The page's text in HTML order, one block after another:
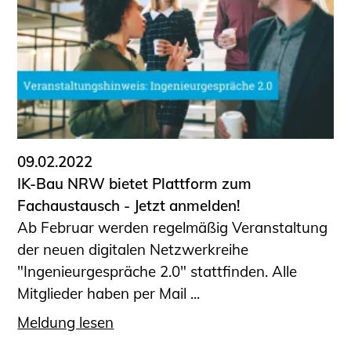
09.02.2022
IK-Bau NRW bietet Plattform zum
Fachaustausch - Jetzt anmelden!
Ab Februar werden regelmäßig Veranstaltung
der neuen digitalen Netzwerkreihe
"Ingenieurgespräche 2.0" stattfinden. Alle
Mitglieder haben per Mail ...
Meldung lesen